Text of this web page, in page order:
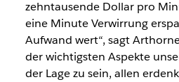
zehntausende Dollar pro
eine Minute Verwirrung
Aufwand wert“, sagt
der wichtigsten Aspekte
der Lage zu sein, allen